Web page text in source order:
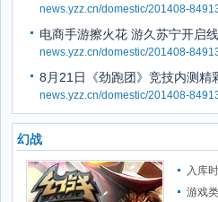
场
news.yzz.cn/domestic/201408-
电商手游擦火花 游久苏宁开启
news.yzz.cn/domestic/201408-
8月21日《劲跑团》竞技内测精
news.yzz.cn/domestic/201408-
幻战
入库
游戏